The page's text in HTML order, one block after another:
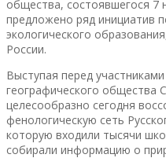
общества, состоявшегося 7
предложено ряд инициатив
экологического
России.
Выступая перед
географического общества
целесообразно сегодня
фенологическую сеть
которую входили тысячи
собирали информацию о